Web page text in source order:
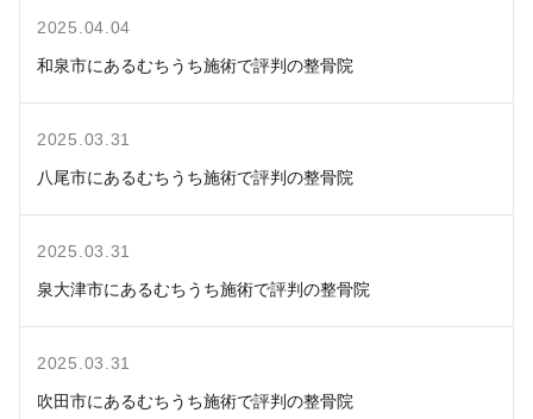
2025.04.04
和泉市にあるむちうち施術で評判の整骨院
2025.03.31
八尾市にあるむちうち施術で評判の整骨院
2025.03.31
泉大津市にあるむちうち施術で評判の整骨院
2025.03.31
吹田市にあるむちうち施術で評判の整骨院